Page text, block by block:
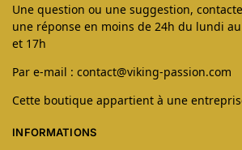
Une question ou une suggestion,
une réponse en moins de 24h du lundi
et 17h
Par e-mail : contact@viking-passion.com
Cette boutique appartient à une
INFORMATIONS